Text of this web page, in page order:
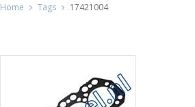
Home Tags 17421004